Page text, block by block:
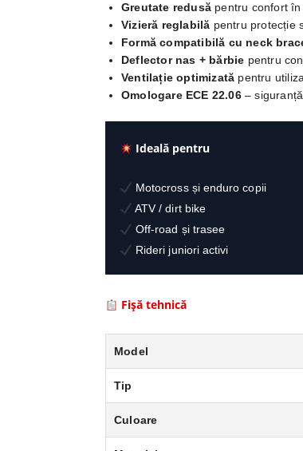
Greutate redusă pentru confort
Vizieră reglabilă pentru protecție
Formă compatibilă cu neck
Deflector nas + bărbie pentru
Ventilație optimizată pentru
Omologare ECE 22.06–
Ideală pentru
Motocross și enduro copii
ATV / dirt bike
Off-road și trasee
Rideri juniori activi
Fișă tehnică
Model
Tip
Culoare